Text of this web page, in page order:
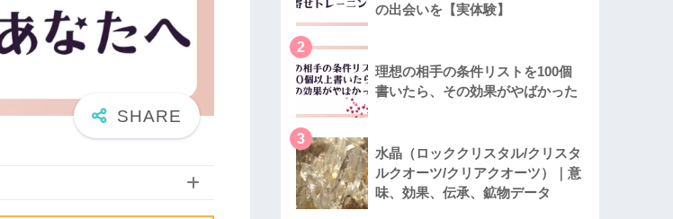
の出会いを【実体験】
2
理想の相手の条件リストを100個
書いたら、その効果がやばかった
3
水晶（ロッククリスタル/クリスタ
ルクオーツ/クリアクオーツ）｜意
味、効果、伝承、鉱物データ